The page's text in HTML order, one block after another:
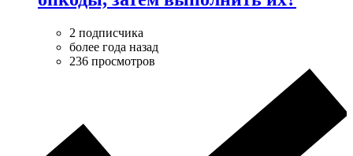
2 подписчика
более года назад
236 просмотров